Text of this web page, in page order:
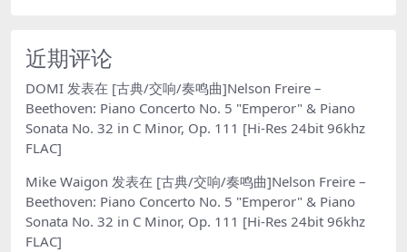
近期评论
DOMI 发表在 [古典/交响/奏鸣曲]Nelson Freire –
Beethoven: Piano Concerto No. 5 "Emperor" & Piano
Sonata No. 32 in C Minor, Op. 111 [Hi-Res 24bit 96khz
FLAC]
Mike Waigon 发表在 [古典/交响/奏鸣曲]Nelson Freire –
Beethoven: Piano Concerto No. 5 "Emperor" & Piano
Sonata No. 32 in C Minor, Op. 111 [Hi-Res 24bit 96khz
FLAC]